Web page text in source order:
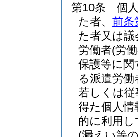
第10条
個
た者、 前条
た者又は
労働者(労
保護等に関
る派遣労
若しくは
得た個人
的に利用